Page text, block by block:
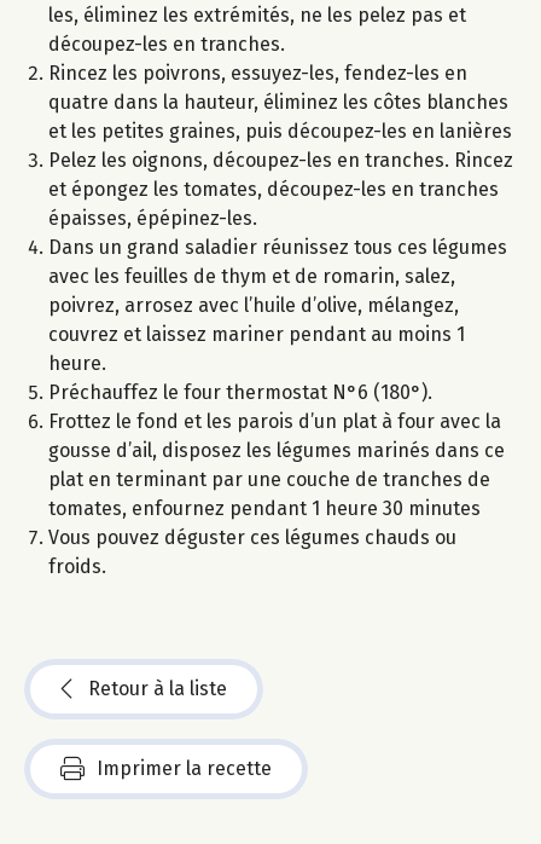
les, éliminez les extrémités, ne les pelez pas et
découpez-les en tranches.
Rincez les poivrons, essuyez-les, fendez-les en
quatre dans la hauteur, éliminez les côtes blanches
et les petites graines, puis découpez-les en lanières
Pelez les oignons, découpez-les en tranches. Rincez
et épongez les tomates, découpez-les en tranches
épaisses, épépinez-les.
Dans un grand saladier réunissez tous ces légumes
avec les feuilles de thym et de romarin, salez,
poivrez, arrosez avec l’huile d’olive, mélangez,
couvrez et laissez mariner pendant au moins 1
heure.
Préchauffez le four thermostat N°6 (180°).
Frottez le fond et les parois d’un plat à four avec la
gousse d’ail, disposez les légumes marinés dans ce
plat en terminant par une couche de tranches de
tomates, enfournez pendant 1 heure 30 minutes
Vous pouvez déguster ces légumes chauds ou
froids.
Retour à la liste
Imprimer la recette